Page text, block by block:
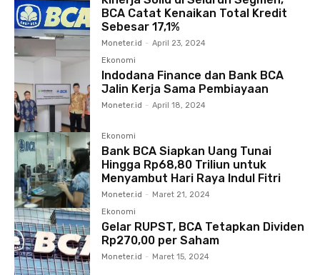
BCA Catat Kenaikan Total Kredit
Sebesar 17,1%
Moneter.id - April 23, 2024
Ekonomi
Indodana Finance dan Bank BCA
Jalin Kerja Sama Pembiayaan
Moneter.id - April 18, 2024
Ekonomi
Bank BCA Siapkan Uang Tunai
Hingga Rp68,80 Triliun untuk
Menyambut Hari Raya Indul Fitri
Moneter.id -
Maret 21, 2024
Ekonomi
Gelar RUPST, BCA Tetapkan Dividen
Rp270,00 per Saham
Moneter.id - Maret 15, 2024